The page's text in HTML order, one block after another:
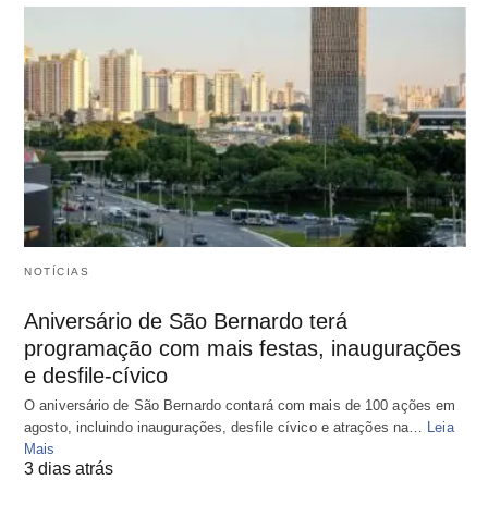
NOTÍCIAS
Aniversário de São Bernardo terá
programação com mais festas, inaugurações
e desfile-cívico
O aniversário de São Bernardo contará com mais de 100 ações em
agosto, incluindo inaugurações, desfile cívico e atrações na…
Leia
Mais
3 dias atrás